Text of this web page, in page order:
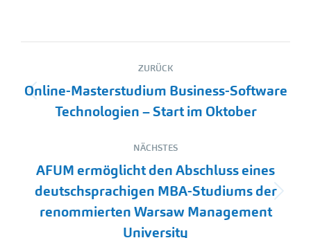
Kommentarnavigation
ZURÜCK
Vorheriger
Beitrag:
Online-Masterstudium Business-Software
Technologien – Start im Oktober
NÄCHSTES
Nächster
Beitrag:
AFUM ermöglicht den Abschluss eines
deutschsprachigen MBA-Studiums der
renommierten Warsaw Management
University